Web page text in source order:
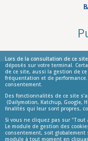
Lors de la consultation de ce
déposés sur votre terminal.
de ce site, aussi la gestion de
fréquentation et de
consentement.
Des fonctionnalités de ce site
(Dailymotion, Katchup, Google,
finalités qui leur sont propres,
Si vous ne cliquez pas sur
Le module de gestion des
consentement, soit
module à tout moment en
©
Informations